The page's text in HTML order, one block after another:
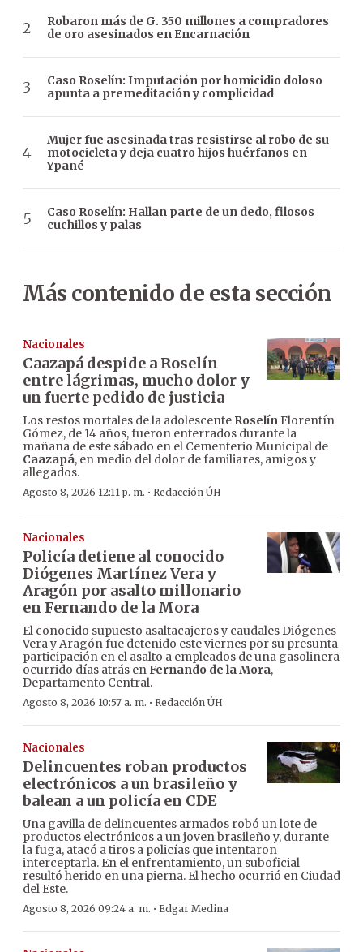
Robaron más de G. 350 millones a compradores
de oro asesinados en Encarnación
Caso Roselín: Imputación por homicidio doloso
apunta a premeditación y complicidad
Mujer fue asesinada tras resistirse al robo de su
motocicleta y deja cuatro hijos huérfanos en
Ypané
Caso Roselín: Hallan parte de un dedo, filosos
cuchillos y palas
Más contenido de esta sección
Nacionales
Caazapá despide a Roselín
entre lágrimas, mucho dolor y
un fuerte pedido de justicia
Los restos mortales de la adolescente RoselínFlorentín
Gómez, de 14 años, fueron enterrados durante la
mañana de este sábado en el Cementerio Municipal de
Caazapá, en medio del dolor de familiares, amigos y
allegados.
Agosto 8, 2026 12:11 p. m. · Redacción ÚH
Nacionales
Policía detiene al conocido
Diógenes Martínez Vera y
Aragón por asalto millonario
en Fernando de la Mora
El conocido supuesto asaltacajeros y caudales Diógenes
Vera y Aragón fue detenido este viernes por su presunta
participación en el asalto a empleados de una gasolinera
ocurrido días atrás enFernando de la Mora,
Departamento Central.
Agosto 8, 2026 10:57 a. m. · Redacción ÚH
Nacionales
Delincuentes roban productos
electrónicos a un brasileño y
balean a un policía en CDE
Una gavilla de delincuentes armados robó un lote de
productos electrónicos a un joven brasileño y, durante
la fuga, atacó a tiros a policías que intentaron
interceptarla. En el enfrentamiento, un suboficial
resultó herido en una pierna. El hecho ocurrió en Ciudad
del Este.
Agosto 8, 2026 09:24 a. m. · Edgar Medina